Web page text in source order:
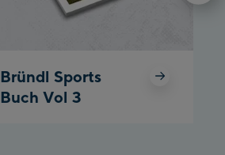
Bründl Sports
Buch Vol 3